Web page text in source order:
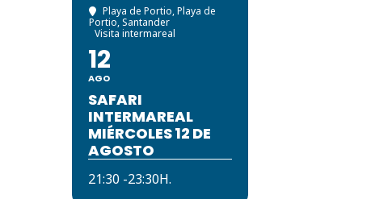
Playa de Portio, Playa de
Portio, Santander
Visita intermareal
12
AGO
SAFARI
INTERMAREAL
MIÉRCOLES 12 DE
AGOSTO
21:30 -23:30H.